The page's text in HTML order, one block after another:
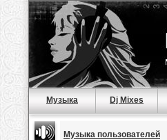
Музыка Dj Mixes
Музыка пользователей